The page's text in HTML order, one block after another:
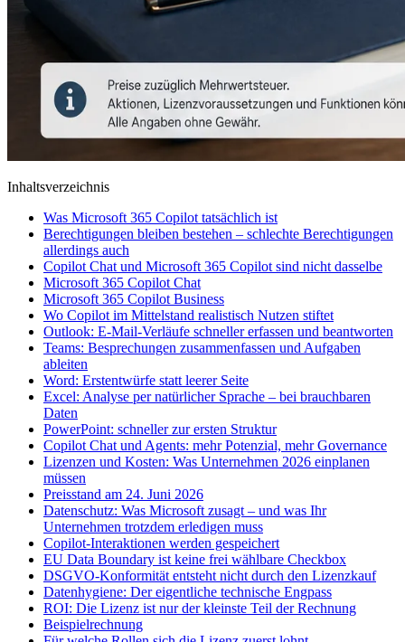
Inhaltsverzeichnis
Was Microsoft 365 Copilot tatsächlich ist
Berechtigungen bleiben bestehen – schlechte Berechtigungen
allerdings auch
Copilot Chat und Microsoft 365 Copilot sind nicht dasselbe
Microsoft 365 Copilot Chat
Microsoft 365 Copilot Business
Wo Copilot im Mittelstand realistisch Nutzen stiftet
Outlook: E-Mail-Verläufe schneller erfassen und beantworten
Teams: Besprechungen zusammenfassen und Aufgaben
ableiten
Word: Erstentwürfe statt leerer Seite
Excel: Analyse per natürlicher Sprache – bei brauchbaren
Daten
PowerPoint: schneller zur ersten Struktur
Copilot Chat und Agents: mehr Potenzial, mehr Governance
Lizenzen und Kosten: Was Unternehmen 2026 einplanen
müssen
Preisstand am 24. Juni 2026
Datenschutz: Was Microsoft zusagt – und was Ihr
Unternehmen trotzdem erledigen muss
Copilot-Interaktionen werden gespeichert
EU Data Boundary ist keine frei wählbare Checkbox
DSGVO-Konformität entsteht nicht durch den Lizenzkauf
Datenhygiene: Der eigentliche technische Engpass
ROI: Die Lizenz ist nur der kleinste Teil der Rechnung
Beispielrechnung